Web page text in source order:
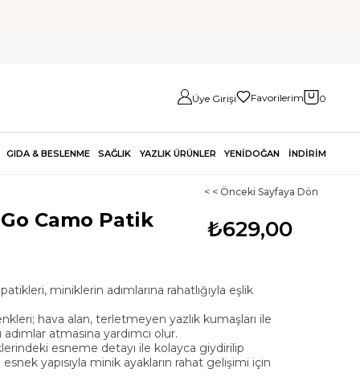
Üye Girişi Favorilerim 0
GIDA & BESLENME SAĞLIK YAZLIK ÜRÜNLER YENİDOĞAN İNDİRİM
< < Önceki Sayfaya Dön
₺629,00
Camo Patik
miniklerin adımlarına rahatlığıyla eşlik
hava alan, terletmeyen yazlık kumaşları ile
atmasına yardımcı olur.
esneme detayı ile kolayca giydirilip
esnek yapısıyla minik ayakların rahat gelişimi için